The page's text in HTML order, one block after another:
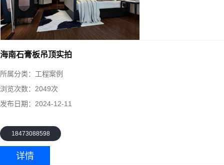
海南石膏板吊顶实拍
所属分类： 工程案例
浏览次数： 2049次
发布日期： 2024-12-11
18473088598
详情